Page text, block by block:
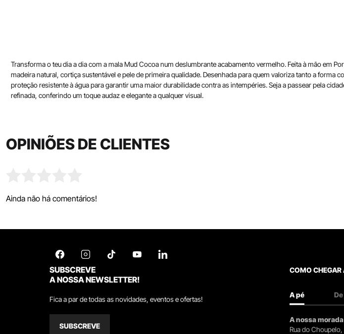
Transforma o teu dia a dia com a mala Mud Cocoa num deslumbrante acabamento vermelho. Feita à mão em
madeira natural, cortiça sustentável e pele de primeira qualidade. Desenhada para quem valoriza tanto a
proteção resistente à água para garantir uma maior durabilidade contra as intempéries. Seja a passear pela
refinada, conferindo um toque audaz e elegante a qualquer visual.
OPINIÕES DE CLIENTES
Ainda não há comentários!
SUBSCREVE
A NOSSA NEWSLETTER!
Fica a par de todas as novidades, eventos e ofertas!
SUBSCREVE
COMO CHEGAR
A pé
A nossa
Rua do